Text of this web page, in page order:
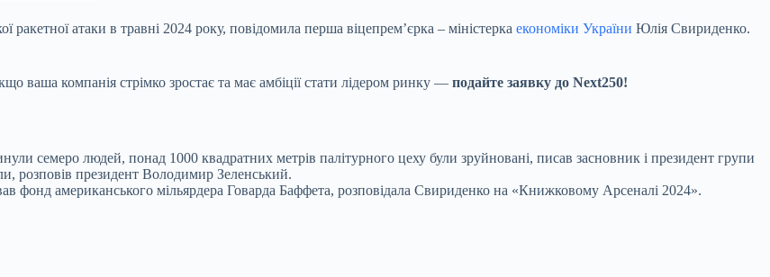
ракетної атаки в травні 2024 року, повідомила перша віцепремʼєрка – міністерка економіки України Юлія Свириденко.
ваша компанія стрімко зростає та має амбіції стати лідером ринку — подайте заявку до Next250!
семеро людей, понад 1000 квадратних метрів палітурного цеху були зруйновані, писав засновник і президент групи
розповів президент Володимир Зеленський.
фонд американського мільярдера Говарда Баффета, розповідала Свириденко на «Книжковому Арсеналі 2024».